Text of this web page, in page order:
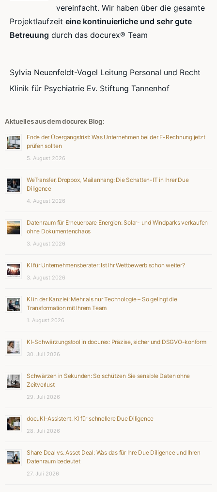
vereinfacht. Wir haben über die gesamte
Projektlaufzeit eine kontinuierliche und sehr gute
Betreuung durch das docurex® Team
Sylvia Neuenfeldt-Vogel Leitung Personal und Recht
Klinik für Psychiatrie Ev. Stiftung Tannenhof
Aktuelles aus dem docurex Blog:
Ende der Übergangsfrist: Was Unternehmen bei der E-Rechnung jetzt
prüfen sollten
5. August 2026
WeTransfer, Dropbox, Mailanhang: Die Schatten-IT in Ihrer Due
Diligence
4. August 2026
Datenraum für Erneuerbare Energien: Solar- und Windparks verkaufen
ohne Dokumentenchaos
3. August 2026
KI für Unternehmensberater: Ist Ihr Wettbewerb schon weiter?
3. August 2026
KI in der Kanzlei: Mehr als nur Technologie – So gelingt die
Transformation mit Ihrem Team
1. August 2026
KI-Schwärzungstool in docurex: Präzise, sicher und DSGVO-konform
30. Juli 2026
Schwärzen in Sekunden: So schützen Sie sensible Daten ohne
Zeitverlust
29. Juli 2026
docuKI-Assistent: KI für schnellere Due Diligence
28. Juli 2026
Share Deal vs. Asset Deal: Was das für Ihre Due Diligence und Ihren
Datenraum bedeutet
27. Juli 2026